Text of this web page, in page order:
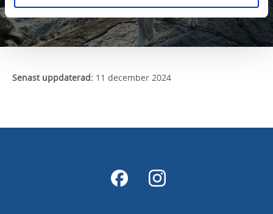
Senast uppdaterad: 11 december 2024